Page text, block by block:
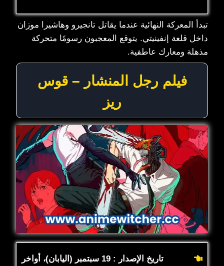
تبدأ المعركة النهائية عندما يقاتل تانجيرو وهاشيرا موزان
داخل قلعة إنفينيتي. يتوقع المعجبون رسومًا متحركة
مذهلة ومعارك عاطفية.
فيلم رجل المنشار – قوس
ريز
تاريخ الإصدار : 19 سبتمبر (اليابان)، أواخر